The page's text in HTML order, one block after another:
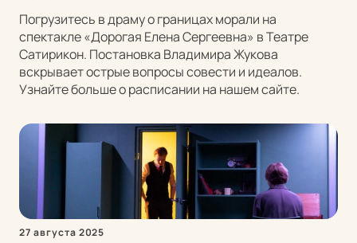
Погрузитесь в драму о границах морали на
спектакле «Дорогая Елена Сергеевна» в Театре
Сатирикон. Постановка Владимира Жукова
вскрывает острые вопросы совести и идеалов.
Узнайте больше о расписании на нашем сайте.
27 августа 2025